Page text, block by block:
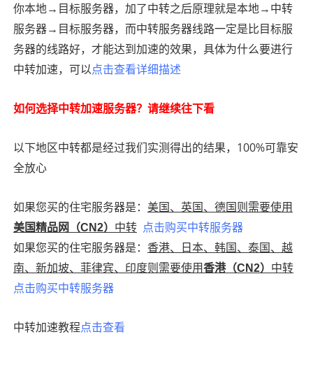
你本地→目标服务器，加了中转之后原理就是本地→中转
服务器→目标服务器，而中转服务器线路一定是比目标服
务器的线路好，才能达到加速的效果，具体为什么要进行
中转加速，可以点击查看详细描述
如何选择中转加速服务器？请继续往下看
以下地区中转都是经过我们实测得出的结果，100%可靠安
全放心
如果您买的住宅服务器是： 美国、英国、德国则需要使用
美国精品网（CN2） 中转 点击购买中转服务器
如果您买的住宅服务器是： 香港、日本、韩国、泰国、越
南、新加坡、菲律宾、印度则需要使用香港（CN2） 中转
点击购买中转服务器
中转加速教程点击查看